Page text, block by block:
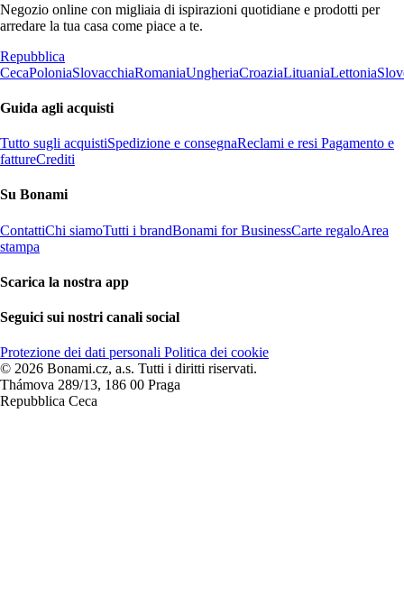
Negozio online con migliaia di ispirazioni quotidiane e prodotti per
arredare la tua casa come piace a te.
Repubblica
CecaPoloniaSlovacchiaRomaniaUngheriaCroaziaLituaniaLettonia
Guida agli acquisti
Tutto sugli acquistiSpedizione e consegnaReclami e resi Pagamento e
fattureCrediti
Su Bonami
ContattiChi siamoTutti i brandBonami for BusinessCarte regaloArea
stampa
Scarica la nostra app
Seguici sui nostri canali social
Protezione dei dati personali Politica dei cookie
© 2026 Bonami.cz, a.s. Tutti i diritti riservati.
Thámova 289/13, 186 00 Praga
Repubblica Ceca